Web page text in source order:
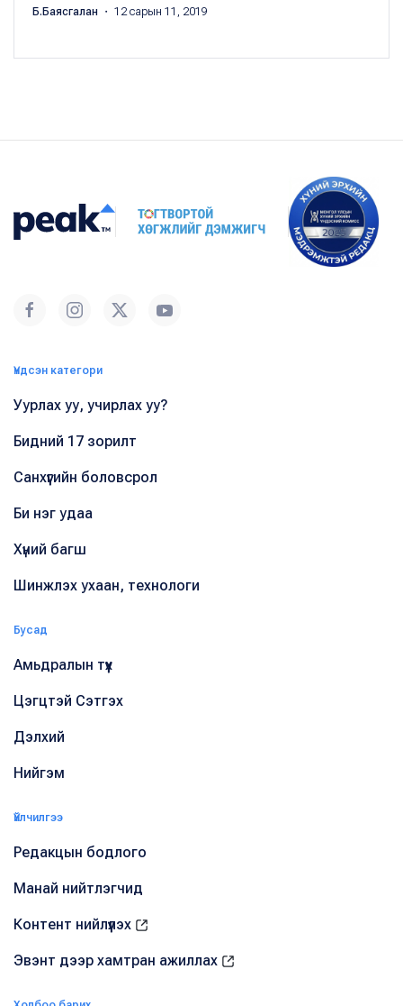
Б.Баясгалан ・ 12 сарын 11, 2019
Үндсэн категори
Уурлах уу, учирлах уу?
Бидний 17 зорилт
Санхүүгийн боловсрол
Би нэг удаа
Хүний багш
Шинжлэх ухаан, технологи
Бусад
Амьдралын түүх
Цэгцтэй Сэтгэх
Дэлхий
Нийгэм
Үйлчилгээ
Редакцын бодлого
Манай нийтлэгчид
Контент нийлүүлэх
Эвэнт дээр хамтран ажиллах